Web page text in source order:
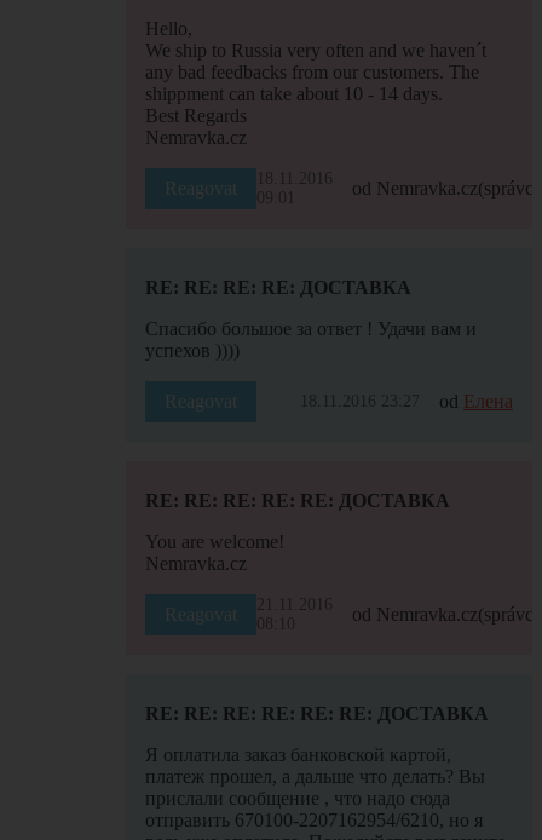
Hello,
We ship to Russia very often and we haven´t
any bad feedbacks from our customers. The
shippment can take about 10 - 14 days.
Best Regards
Nemravka.cz
Reagovat
18.11.2016
09:01
od Nemravka.cz
RE: RE: RE: RE: ДОСТАВКА
Спасибо большое за ответ ! Удачи вам и
успехов ))))
Reagovat 18.11.2016 23:27 od Елена
RE: RE: RE: RE: RE: ДОСТАВКА
You are welcome!
Nemravka.cz
Reagovat
21.11.2016
08:10
od Nemravka.cz
RE: RE: RE: RE: RE: RE: ДОСТАВКА
Я оплатила заказ банковской картой,
платеж прошел, а дальше что делать? Вы
прислали сообщение , что надо сюда
отправить 670100-2207162954/6210, но я